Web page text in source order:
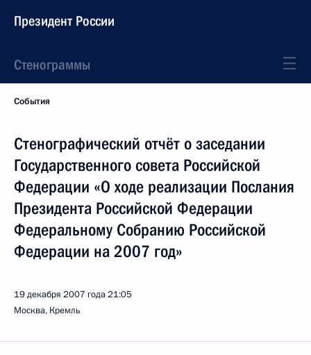
Президент России
Стенограммы
События
Стенографический отчёт о заседании
Государственного совета Российской
Федерации «О ходе реализации Послания
Президента Российской Федерации
Федеральному Собранию Российской
Федерации на 2007 год»
19 декабря 2007 года21:05
Москва, Кремль